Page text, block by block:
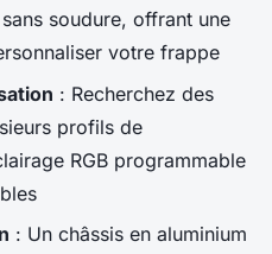
soudure, offrant une
votre frappe
: Recherchez des
profils de
RGB programmable
: Un châssis en aluminium